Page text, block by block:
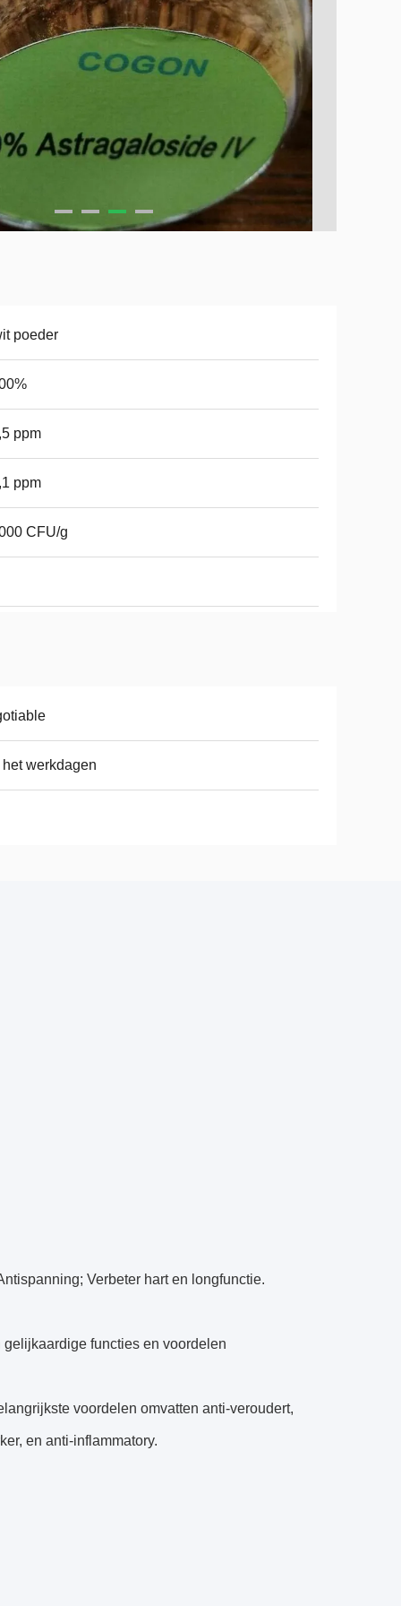
poeder
ppm
ppm
CFU/g
het werkdagen
Verbeter hart en longfunctie.
functies en voordelen
voordelen omvatten anti-veroudert,
en anti-inflammatory.